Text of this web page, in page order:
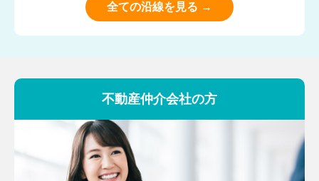
全ての沿線を見る →
不動産仲介会社の方